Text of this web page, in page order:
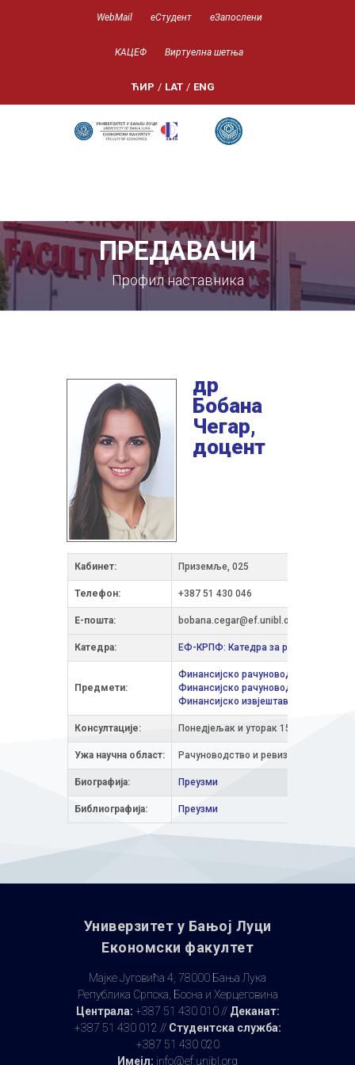
WebMail еСтудент еЗапослени
КАЦЕФ Виртуелна шетња
ЋИР / LAT / ENG
ПРЕДАВАЧИ
Профил наставника
др
Бобана
Чегар,
доцент
Кабинет: Приземље, 025
Телефон: +387 51 430 046
Е-пошта: bobana.cegar@ef.unibl.org
Катедра: ЕФ-КРПФ: Катедра за рачуноводство
Предмети:
Финансијско рачуноводство
Финансијско рачуноводство
Финансијско извјештавање и
Консултације: Понедјељак и уторак 15.00-17.00
Ужа научна облaст: Рачуноводство и ревизија
Биографија: Преузми
Библиографија: Преузми
Универзитет у Бањoj Луци
Економски факултет
Мајке Југовића 4, 78000 Бања Лука
Република Српска, Босна и Херцеговина
Централа: +387 51 430 010 // Деканат:
+387 51 430 012 // Студентска служба:
+387 51 430 020
Имејл: info@ef.unibl.org